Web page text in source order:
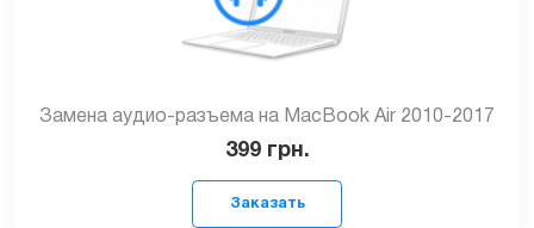
Замена аудио-разъема на MacBook Air 2010-2017
399 грн.